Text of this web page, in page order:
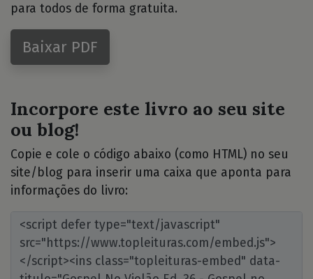
para todos de forma gratuita.
Baixar PDF
Incorpore este livro ao seu site
ou blog!
Copie e cole o código abaixo (como HTML) no seu
site/blog para inserir uma caixa que aponta para
informações do livro: